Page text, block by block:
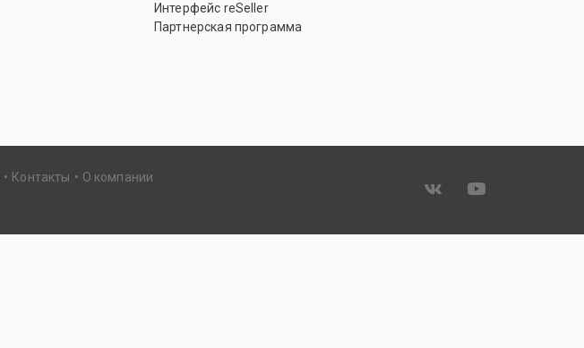
Интерфейс reSeller
Партнерская программа
Контакты О компании